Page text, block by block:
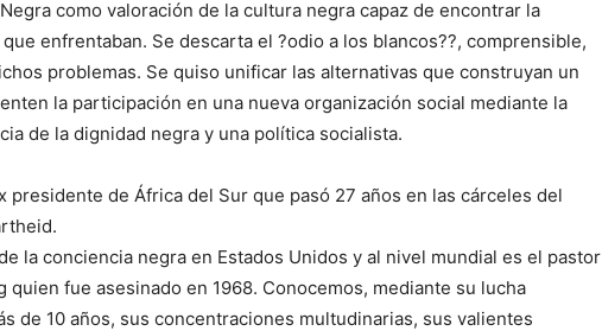
como valoración de la cultura negra capaz de encontrar la
enfrentaban. Se descarta el ?odio a los blancos??, comprensible,
problemas. Se quiso unificar las alternativas que construyan un
la participación en una nueva organización social mediante la
de la dignidad negra y una política socialista.
presidente de África del Sur que pasó 27 años en las cárceles del
la conciencia negra en Estados Unidos y al nivel mundial es el pastor
quien fue asesinado en 1968. Conocemos, mediante su lucha
de 10 años, sus concentraciones multudinarias, sus valientes